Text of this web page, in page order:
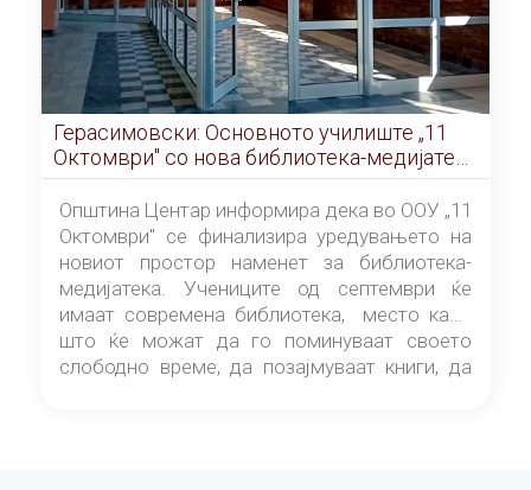
Герасимовски: Основното училиште „11
Октомври" со нова библиотека-медијатека
од септември
Општина Центар информира дека во ООУ „11
Октомври" се финализира уредувањето на
новиот простор наменет за библиотека-
медијатека. Учениците од септември ќе
имаат современа библиотека, место каде
што ќе можат да го поминуваат своето
слободно време, да позајмуваат книги, да